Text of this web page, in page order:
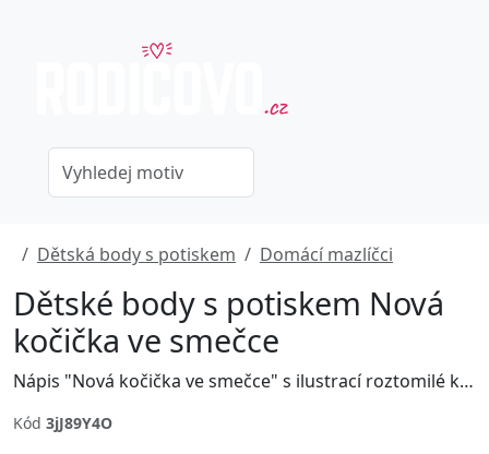
Dětská body s potiskem Domácí mazlíčci
Dětské body s potiskem Nová
kočička ve smečce
Nápis "Nová kočička ve smečce" s ilustrací roztomilé kočičky. Potisk vhodný na dětské body či overal jako dárek k narození dítěte.
Kód 3jJ89Y4O